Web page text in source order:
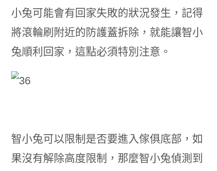
小兔可能會有回家失敗的狀況發生，記得
將滾輪刷附近的防護蓋拆除，就能讓智小
兔順利回家，這點必須特別注意。
智小兔可以限制是否要進入傢俱底部，如
果沒有解除高度限制，那麼智小兔偵測到